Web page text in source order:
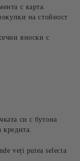
с карта.
на стойност
вноски с
си с бутона
veți putea selecta